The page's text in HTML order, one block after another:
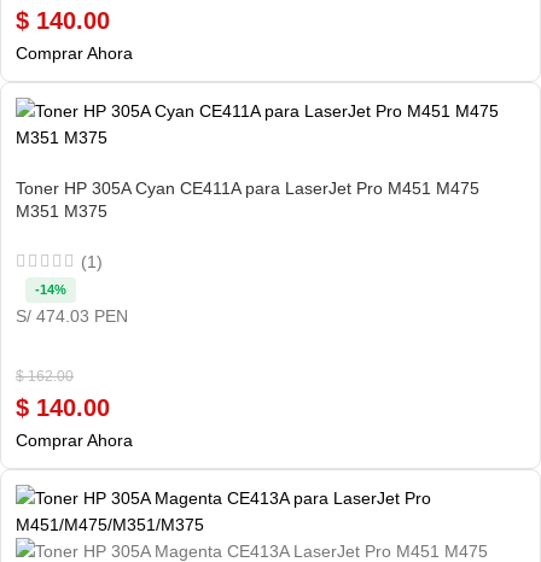
$ 140.00
Comprar Ahora
Toner HP 305A Cyan CE411A para LaserJet Pro M451 M475
M351 M375
(1)
$162.00
$ 140.00
-14%
S/ 474.03 PEN
Comprar Ahora